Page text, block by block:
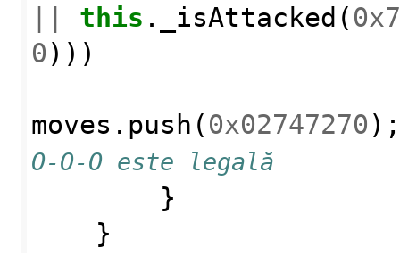
this . _isAttacked (
0 )))
moves . push ( 0x02747270
O-O-O este legală
}
}